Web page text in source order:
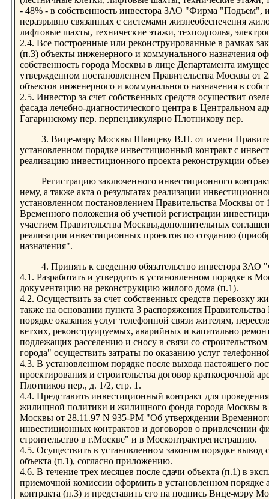
- 48% - в собственность инвестора ЗАО "Фирма "Подъем",
неразрывно связанных с системами жизнеобеспечения
лифтовые шахты, технические этажи, техподполья,
2.4. Все построенные или реконструированные в рамках
(п.3) объекты инженерного и коммунального назначения
собственность города Москвы в лице Департамента
утвержденном постановлением Правительства Москвы от
объектов инженерного и коммунального назначения в
2.5. Инвестор за счет собственных средств осуществит
фасада лечебно-диагностического центра в Центральном
Гагаринскому пер. перпендикулярно Плотникову пер.
3. Вице-мэру Москвы Шанцеву В.П. от имени
установленном порядке инвестиционный контракт с
реализацию инвестиционного проекта реконструкции
Регистрацию заключенного инвестиционного
нему, а также акта о результатах реализации
установленном постановлением Правительства Москвы
Временного положения об учетной регистрации
участием Правительства Москвы,дополнительных
реализации инвестиционных проектов по созданию
назначения".
4. Принять к сведению обязательство инвестора
4.1. Разработать и утвердить в установленном порядке в
документацию на реконструкцию жилого дома (п.1).
4.2. Осуществить за счет собственных средств перевозку
также на основании пункта 3 распоряжения
порядке оказания услуг телефонной связи жителям,
ветхих, реконструируемых, аварийных и капитально
подлежащих расселению и сносу в связи со
города" осуществить затраты по оказанию услуг
4.3. В установленном порядке после выхода настоящего
проектирования и строительства договор краткосрочной
Плотников пер., д. 1/2, стр. 1.
4.4. Представить инвестиционный контракт для
жилищной политики и жилищного фонда города Москвы в
Москвы от 28.11.97 N 935-РМ "Об утверждении
инвестиционных контрактов и договоров о привлечении
строительство в г.Москве" и в Москонтрактрегистрацию.
4.5. Осуществить в установленном законом порядке
объекта (п.1), согласно приложению.
4.6. В течение трех месяцев после сдачи объекта (п.1) в
приемочной комиссии оформить в установленном порядке
контракта (п.3) и представить его на подпись Вице-мэру